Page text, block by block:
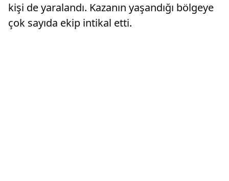
kişi de yaralandı. Kazanın yaşandığı bölgeye
çok sayıda ekip intikal etti.